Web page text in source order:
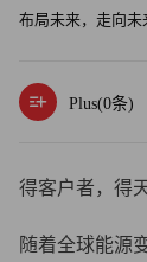
布局未来，走向未
Plus(0条)
得客户者，得
随着全球能源